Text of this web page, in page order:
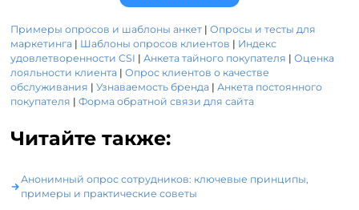
Примеры опросов и шаблоны анкет |Опросы и тесты для
маркетинга | Шаблоны опросов клиентов | Индекс
удовлетворенности CSI |Анкета тайного покупателя |Оценка
лояльности клиента |Опрос клиентов о качестве
обслуживания |Узнаваемость бренда |Анкета постоянного
покупателя |Форма обратной связи для сайта
Читайте также:
Анонимный опрос сотрудников: ключевые принципы,
примеры и практические советы